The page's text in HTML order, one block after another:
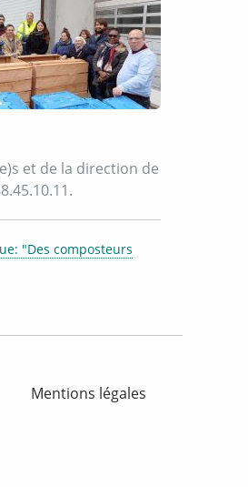
et de la direction de
"Des composteurs
Mentions légales